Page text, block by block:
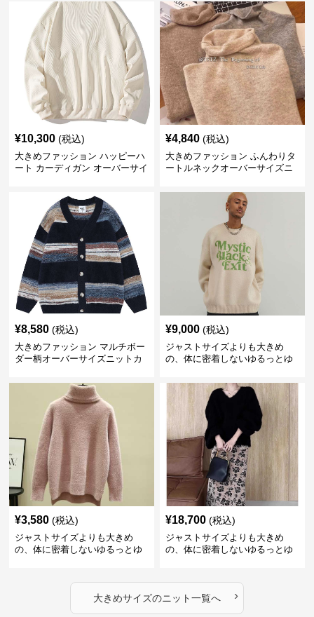
¥10,300 (税込)
大きめファッション ハッピーハ
ート カーディガン オーバーサイ
¥4,840 (税込)
大きめファッション ふんわりタ
ートルネックオーバーサイズニ
¥8,580 (税込)
大きめファッション マルチボー
ダー柄オーバーサイズニットカ
¥9,000 (税込)
ジャストサイズよりも大きめ
の、体に密着しないゆるっとゆ
ビッグシルエットロゴニット
¥3,580 (税込)
ジャストサイズよりも大きめ
の、体に密着しないゆるっとゆ
¥18,700 (税込)
ジャストサイズよりも大きめ
の、体に密着しないゆるっとゆ
りニット
大きめサイズのニット一覧へ ›